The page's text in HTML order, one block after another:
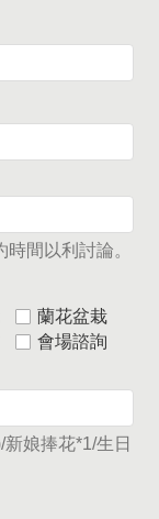
間以利討論。
蘭花盆栽
會場諮詢
娘捧花*1/生日